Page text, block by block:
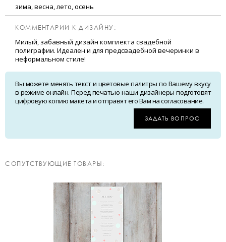
зима, весна, лето, осень
КОММЕНТАРИИ К ДИЗАЙНУ:
Милый, забавный дизайн комплекта свадебной
полиграфии. Идеален и для предсвадебной вечеринки в
неформальном стиле!
Вы можете менять текст и цветовые палитры по Вашему вкусу
в режиме онлайн. Перед печатью наши дизайнеры подготовят
цифровую копию макета и отправят его Вам на согласование.
ЗАДАТЬ ВОПРОС
CОПУТСТВУЮЩИЕ ТОВАРЫ: